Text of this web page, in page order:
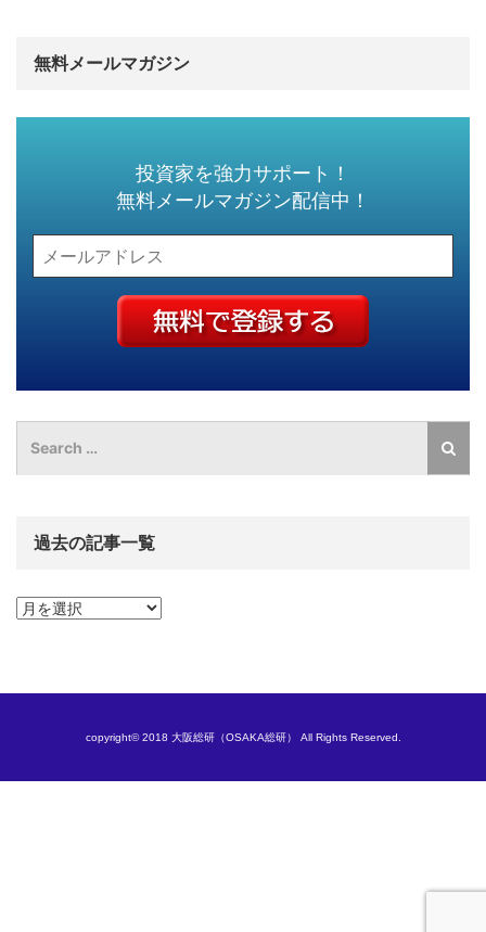
無料メールマガジン
投資家を強力サポート！
無料メールマガジン配信中！
過去の記事一覧
過
事
copyright© 2018 大阪総研（OSAKA総研） All Rights Reserved.